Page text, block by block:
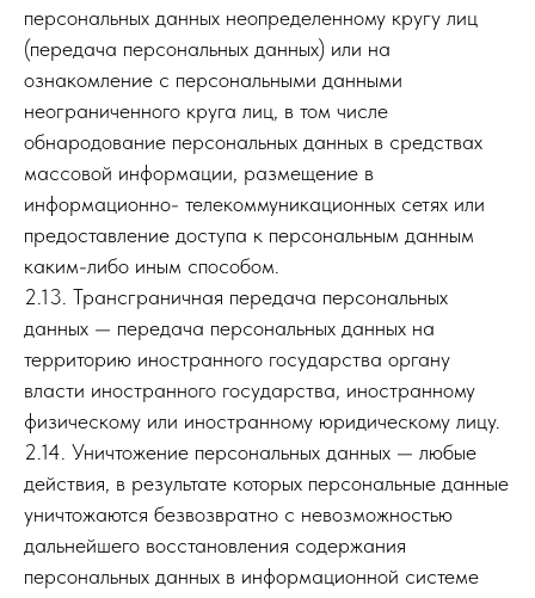
персональных данных неопределенному кругу лиц
(передача персональных данных) или на
ознакомление с персональными данными
неограниченного круга лиц, в том числе
обнародование персональных данных в средствах
массовой информации, размещение в
информационно- телекоммуникационных сетях или
предоставление доступа к персональным данным
каким-либо иным способом.
2.13. Трансграничная передача персональных
данных — передача персональных данных на
территорию иностранного государства органу
власти иностранного государства, иностранному
физическому или иностранному юридическому лицу.
2.14. Уничтожение персональных данных — любые
действия, в результате которых персональные данные
уничтожаются безвозвратно с невозможностью
дальнейшего восстановления содержания
персональных данных в информационной системе